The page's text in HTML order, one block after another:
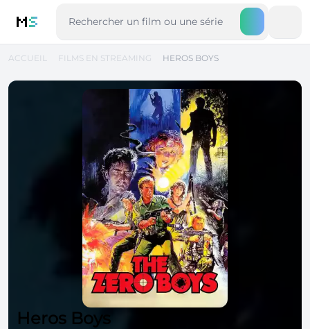
MS
ACCUEIL FILMS EN STREAMING HEROS BOYS
Heros Boys